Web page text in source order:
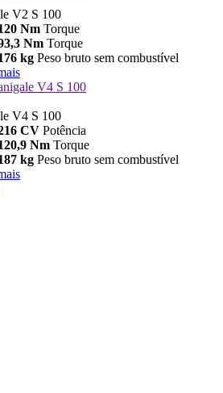
V2 S 100
Nm Torque
Nm Torque
kg Peso bruto sem combustível
V4 S 100
V4 S 100
CV Potência
Nm Torque
kg Peso bruto sem combustível